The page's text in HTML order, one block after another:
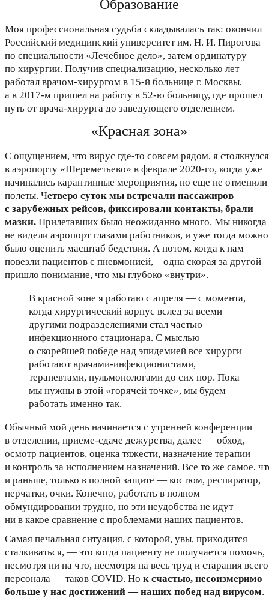
Образование
Моя профессиональная судьба складывалась так: окончил
Российский медицинский университет им. Н. И. Пирогова
по специальности «Лечебное дело», затем ординатуру
по хирургии. Получив специализацию, несколько лет
работал врачом-хирургом в 15-й больнице г. Москвы,
а в 2017-м пришел на работу в 52-ю больницу, где прошел
путь от врача-хирурга до заведующего отделением.
«Красная зона»
С ощущением, что вирус где-то совсем рядом, я столкнулся
в аэропорту «Шереметьево» в феврале 2020-го, когда уже
начинались карантинные мероприятия, но еще не отменили
полеты. Четверо суток мы встречали пассажиров
с зарубежных рейсов, фиксировали контакты, брали
мазки. Прилетавших было неожиданно много. Мы никогда
не видели аэропорт глазами работников, и уже тогда можно
было оценить масштаб бедствия. А потом, когда к нам
повезли пациентов с пневмонией, – одна скорая за другой
пришло понимание, что мы глубоко «внутри».
В красной зоне я работаю с апреля — с момента,
когда хирургический корпус вслед за всеми
другими подразделениями стал частью
инфекционного стационара. С мыслью
о скорейшей победе над эпидемией все хирурги
работают врачами-инфекционистами,
терапевтами, пульмонологами до сих пор. Пока
мы нужны в этой «горячей точке», мы будем
работать именно так.
Обычный мой день начинается с утренней конференции
в отделении, приеме-сдаче дежурства, далее — обход,
осмотр пациентов, оценка тяжести, назначение терапии
и контроль за исполнением назначений. Все то же самое,
и раньше, только в полной защите — костюм, респиратор,
перчатки, очки. Конечно, работать в полном
обмундировании трудно, но эти неудобства не идут
ни в какое сравнение с проблемами наших пациентов.
Самая печальная ситуация, с которой, увы, приходится
сталкиваться, — это когда пациенту не получается помочь,
несмотря ни на что, несмотря на весь труд и старания всего
персонала — таков COVID. Но к счастью, несоизмеримо
больше у нас достижений — наших побед над вирусом.